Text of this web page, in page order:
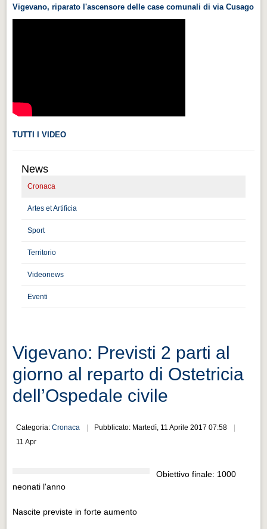
Videonews
CHI SIAMO
CITTÀ
Guida turistica rapida
Guida turistica rapida
Musica e teatro
Musica e teatro
Distretto industriale
Distretto industriale
Muoversi a Vigevano
Cultura e turismo 4.0
PROGETTI
PROGETTI
Progetti Aperti
EVENTI
Vigevano, riparato l'ascensore delle case comunali di via Cusago
TUTTI I VIDEO
News
Cronaca
Artes et Artificia
Sport
Territorio
Videonews
Eventi
Vigevano: Previsti 2 parti al
giorno al reparto di Ostetricia
dell’Ospedale civile
Categoria:Cronaca
Pubblicato: Martedì, 11 Aprile 2017 07:58
11 Apr
Obiettivo finale: 1000
neonati l'anno
Nascite previste in forte aumento